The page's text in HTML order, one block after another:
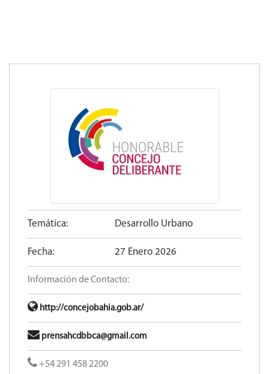
Temática: Desarrollo Urbano
Fecha: 27 Enero 2026
Información de Contacto:
http://concejobahia.gob.ar/
prensahcdbbca@gmail.com
+54 291 458 2200